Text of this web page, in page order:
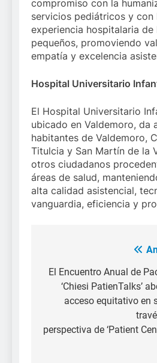
compromiso con la
servicios pediátricos y con
experiencia hospitalaria de
pequeños, promoviendo
empatía y excelencia
Hospital Universitario
El Hospital Universitario
ubicado en Valdemoro, da
habitantes de Valdemoro,
Titulcia y San Martín de la
otros ciudadanos
áreas de salud,
alta calidad asistencial,
vanguardia, eficiencia y
de
entradas
El Encuentro Anual de
‘Chiesi PatienTalks’
acceso equitativo en
perspectiva de ‘Patient